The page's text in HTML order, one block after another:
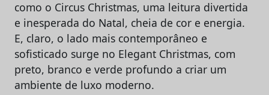
como o Circus Christmas, uma leitura divertida
e inesperada do Natal, cheia de cor e energia.
E, claro, o lado mais contemporâneo e
sofisticado surge no Elegant Christmas, com
preto, branco e verde profundo a criar um
ambiente de luxo moderno.